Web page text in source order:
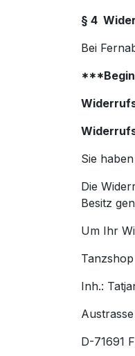
§ 4
Bei
Sie
Die
Besitz
Um Ihr
Inh.:
D-71691